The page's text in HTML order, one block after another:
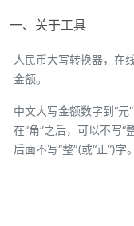
一、关于工具
人民币大写转换器，在
金额。
中文大写金额数字到“元
在“角”之后，可以不写“
后面不写“整”(或“正”)字。